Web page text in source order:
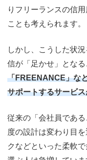
りフリーランスの信
ことも考えられます。
しかし、こうした状
信が「足かせ」とな
「FREENANCE」な
サポートするサービ
従来の「会社員であ
度の設計は変わり目
クなどといった柔軟